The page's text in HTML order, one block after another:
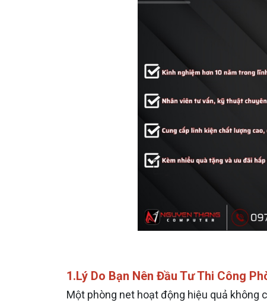
1.Lý Do Bạn Nên Đầu Tư Thi Công
Một phòng net hoạt động hiệu quả không